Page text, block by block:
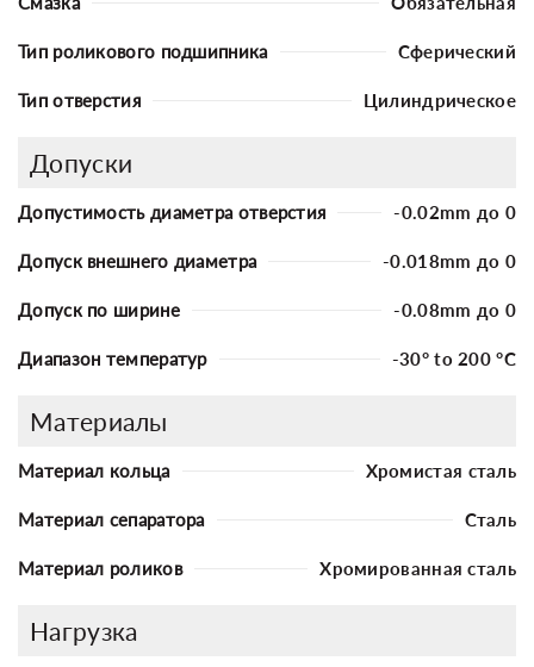
Тип роликового подшипника Сферический
Тип отверстия Цилиндрическое
Допуски
Допустимость диаметра отверстия -0.02mm до 0
Допуск внешнего диаметра -0.018mm до 0
Допуск по ширине -0.08mm до 0
Диапазон температур -30° to 200 °C
Материалы
Материал кольца Хромистая сталь
Материал сепаратора Сталь
Материал роликов Хромированная сталь
Нагрузка